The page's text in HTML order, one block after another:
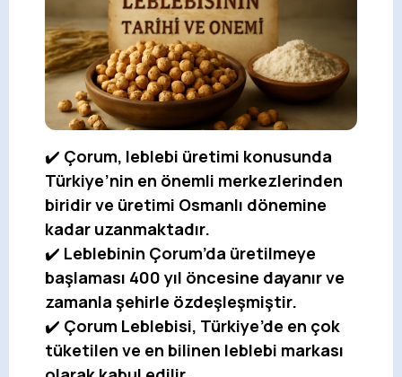
✔️ Çorum, leblebi üretimi konusunda
Türkiye’nin en önemli merkezlerinden
biridir ve üretimi Osmanlı dönemine
kadar uzanmaktadır.
✔️ Leblebinin Çorum’da üretilmeye
başlaması 400 yıl öncesine dayanır ve
zamanla şehirle özdeşleşmiştir.
✔️ Çorum Leblebisi, Türkiye’de en çok
tüketilen ve en bilinen leblebi markası